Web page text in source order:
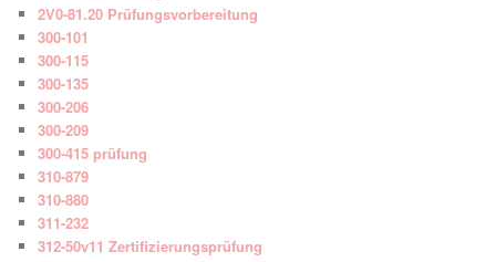
2V0-81.20 Prüfungsvorbereitung
300-101
300-115
300-135
300-206
300-209
300-415 prüfung
310-879
310-880
311-232
312-50v11 Zertifizierungsprüfung